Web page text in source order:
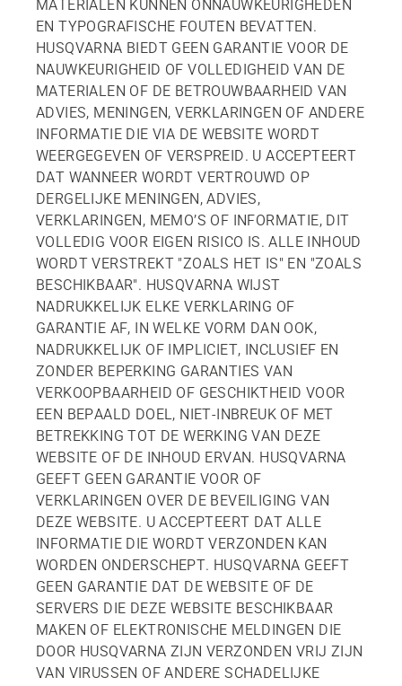
MATERIALEN KUNNEN ONNAUWKEURIGHEDEN
EN TYPOGRAFISCHE FOUTEN BEVATTEN.
HUSQVARNA BIEDT GEEN GARANTIE VOOR DE
NAUWKEURIGHEID OF VOLLEDIGHEID VAN DE
MATERIALEN OF DE BETROUWBAARHEID VAN
ADVIES, MENINGEN, VERKLARINGEN OF ANDERE
INFORMATIE DIE VIA DE WEBSITE WORDT
WEERGEGEVEN OF VERSPREID. U ACCEPTEERT
DAT WANNEER WORDT VERTROUWD OP
DERGELIJKE MENINGEN, ADVIES,
VERKLARINGEN, MEMO’S OF INFORMATIE, DIT
VOLLEDIG VOOR EIGEN RISICO IS. ALLE INHOUD
WORDT VERSTREKT "ZOALS HET IS" EN "ZOALS
BESCHIKBAAR". HUSQVARNA WIJST
NADRUKKELIJK ELKE VERKLARING OF
GARANTIE AF, IN WELKE VORM DAN OOK,
NADRUKKELIJK OF IMPLICIET, INCLUSIEF EN
ZONDER BEPERKING GARANTIES VAN
VERKOOPBAARHEID OF GESCHIKTHEID VOOR
EEN BEPAALD DOEL, NIET-INBREUK OF MET
BETREKKING TOT DE WERKING VAN DEZE
WEBSITE OF DE INHOUD ERVAN. HUSQVARNA
GEEFT GEEN GARANTIE VOOR OF
VERKLARINGEN OVER DE BEVEILIGING VAN
DEZE WEBSITE. U ACCEPTEERT DAT ALLE
INFORMATIE DIE WORDT VERZONDEN KAN
WORDEN ONDERSCHEPT. HUSQVARNA GEEFT
GEEN GARANTIE DAT DE WEBSITE OF DE
SERVERS DIE DEZE WEBSITE BESCHIKBAAR
MAKEN OF ELEKTRONISCHE MELDINGEN DIE
DOOR HUSQVARNA ZIJN VERZONDEN VRIJ ZIJN
VAN VIRUSSEN OF ANDERE SCHADELIJKE